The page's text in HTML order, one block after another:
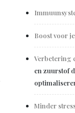
Boost voor
Verbetering
en zuurstof
Minder